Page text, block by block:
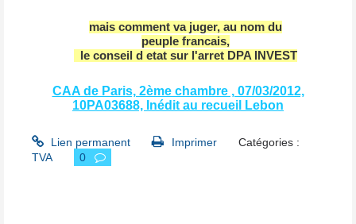
mais comment va juger, au nom du
peuple francais,
le conseil d etat sur l'arret DPA INVEST
CAA de Paris, 2ème chambre , 07/03/2012,
10PA03688, Inédit au recueil Lebon
Lien permanent Imprimer
Catégories :
TVA
0